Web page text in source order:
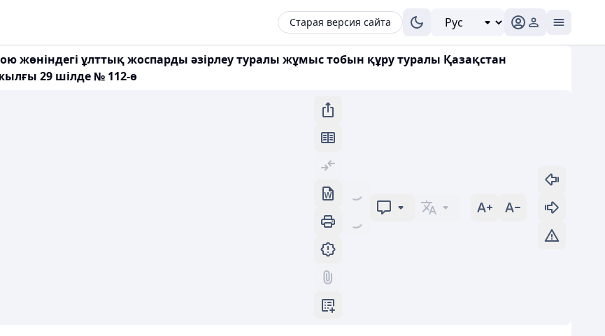
Старая версия сайта
жөніндегі ұлттық жоспарды әзірлеу туралы жұмыс тобын құру туралы Қазақстан
29 шілде № 112-ө